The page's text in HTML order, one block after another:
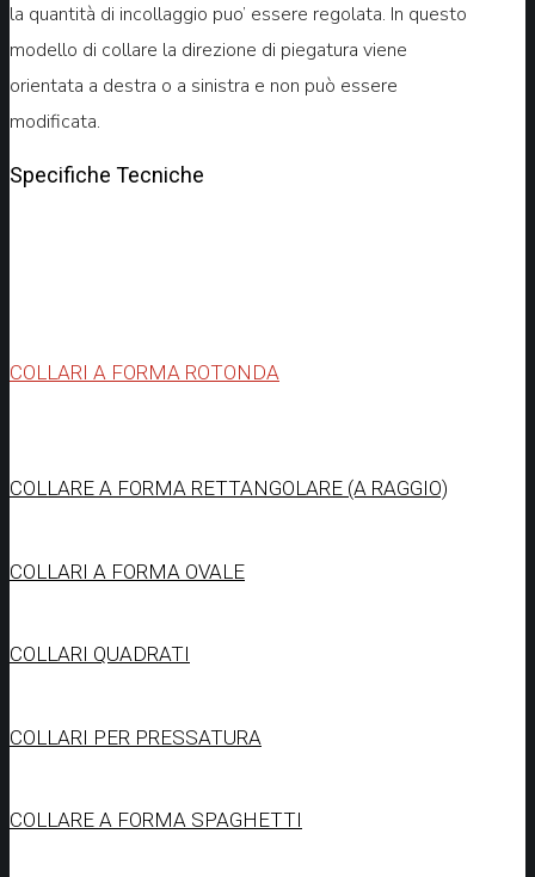
COLLARI A FORMA ROTONDA
COLLARE A FORMA RETTANGOLARE (A RAGGIO)
COLLARI A FORMA OVALE
COLLARI QUADRATI
COLLARI PER PRESSATURA
COLLARE A FORMA SPAGHETTI
la quantità di incollaggio puo’ essere regolata. In questo
modello di collare la direzione di piegatura viene
orientata a destra o a sinistra e non può essere
modificata.
Specifiche Tecniche